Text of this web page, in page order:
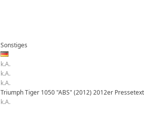
Sonstiges
k.A.
k.A.
k.A.
Triumph Tiger 1050 "ABS" (2012) 2012er
k.A.